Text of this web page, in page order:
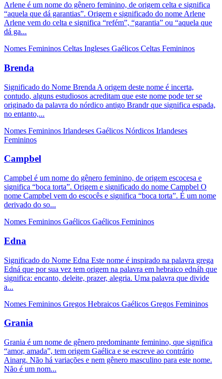
Arlene é um nome do gênero feminino, de origem celta e significa
“aquela que dá garantias”. Origem e significado do nome Arlene
Arlene vem do celta e significa “refém”, “garantia” ou “aquela que
dá ga...
Nomes Femininos Celtas Ingleses Gaélicos Celtas Femininos
Brenda
Significado do Nome Brenda A origem deste nome é incerta,
contudo, alguns estudiosos acreditam que este nome pode ter se
originado da palavra do nórdico antigo Brandr que significa espada,
no entanto,...
Nomes Femininos Irlandeses Gaélicos Nórdicos Irlandeses
Femininos
Campbel
Campbel é um nome do gênero feminino, de origem escocesa e
significa “boca torta”. Origem e significado do nome Campbel O
nome Campbel vem do escocês e significa “boca torta”. É um nome
derivado do so...
Nomes Femininos Gaélicos Gaélicos Femininos
Edna
Significado do Nome Edna Este nome é inspirado na palavra grega
Edná que por sua vez tem origem na palavra em hebraico ednáh que
significa: encanto, deleite, prazer, alegria. Uma palavra que divide
a...
Nomes Femininos Gregos Hebraicos Gaélicos Gregos Femininos
Grania
Grania é um nome de gênero predominante feminino, que significa
“amor, amada”, tem origem Gaélica e se escreve ao contrário
Ainarg. Não há variações e nem gênero masculino para este nome.
Não é um nom...